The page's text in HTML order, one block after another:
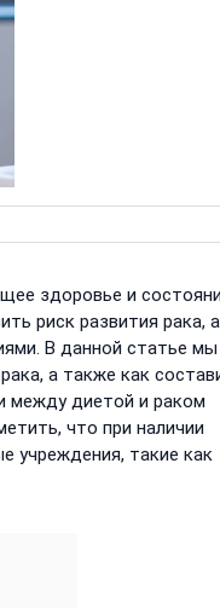
здоровье и
риск развития рака,
В данной статье мы
а также как
между диетой и раком
что при наличии
учреждения, такие как